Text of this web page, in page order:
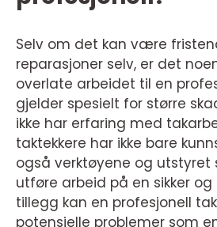
Selv om det kan være
reparasjoner selv, er det
overlate arbeidet til en
gjelder spesielt for større
ikke har erfaring med
taktekkere har ikke bare
også verktøyene og utstyret
utføre arbeid på en sikker
tillegg kan en profesjonell
potensielle problemer som